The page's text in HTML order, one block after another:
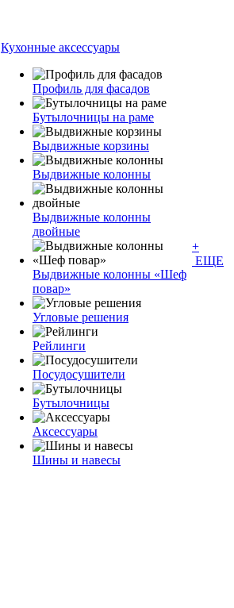
Кухонные аксессуары
Профиль для фасадов
Бутылочницы на раме
Выдвижные корзины
Выдвижные колонны
Выдвижные колонны
двойные
Bыдвижные колонны «Шеф
повар»
Угловые решения
Рейлинги
Посудосушители
Бутылочницы
Аксессуары
Шины и навесы
+
ЕЩЕ